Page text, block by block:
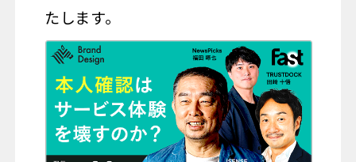
たします。